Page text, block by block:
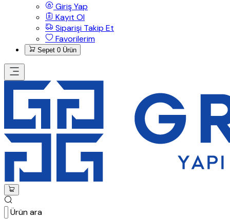
Giriş Yap
Kayıt Ol
Siparişi Takip Et
Favorilerim
Sepet 0 Ürün
Ürün ara